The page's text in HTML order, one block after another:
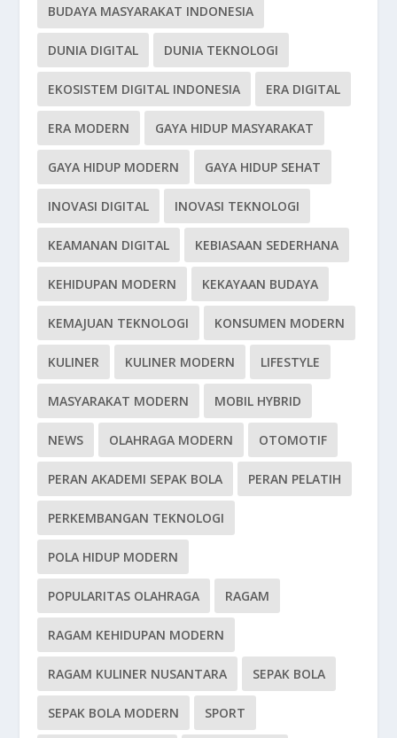
BUDAYA MASYARAKAT INDONESIA
DUNIA DIGITAL DUNIA TEKNOLOGI
EKOSISTEM DIGITAL INDONESIA ERA DIGITAL
ERA MODERN GAYA HIDUP MASYARAKAT
GAYA HIDUP MODERN GAYA HIDUP SEHAT
INOVASI DIGITAL INOVASI TEKNOLOGI
KEAMANAN DIGITAL KEBIASAAN SEDERHANA
KEHIDUPAN MODERN KEKAYAAN BUDAYA
KEMAJUAN TEKNOLOGI KONSUMEN MODERN
KULINER KULINER MODERN LIFESTYLE
MASYARAKAT MODERN MOBIL HYBRID
NEWS OLAHRAGA MODERN OTOMOTIF
PERAN AKADEMI SEPAK BOLA PERAN PELATIH
PERKEMBANGAN TEKNOLOGI
POLA HIDUP MODERN
POPULARITAS OLAHRAGA RAGAM
RAGAM KEHIDUPAN MODERN
RAGAM KULINER NUSANTARA SEPAK BOLA
SEPAK BOLA MODERN SPORT